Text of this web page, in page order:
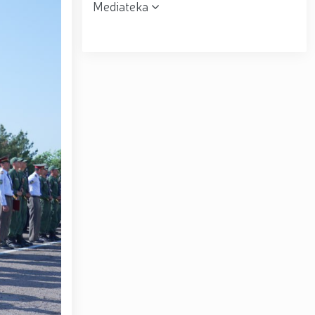
// Milliy gvardiya qo‘mondoni, general-
xoli muhitni ta’minlash bo‘yicha o‘quv yig‘ini
“Temurbeklar maktabi” harbiy akademik
va Jizzax viloyatida o'rganish ishlarini olib bordi
harbiy ilmiy-amaliy konferensiyasi tashkil
amalga oshirdi. // Samarqand va Buxoro
oshirildi. // Yoshlar siyosatiga oid ustuvor
muhofaza qilish organlarining Qoʻl jangi
tayyorgarligini mustahkamlash hamda zamon
bilan nafaqaga kuzatildi. // “Kitobxon harbiy
qidiruvda bo‘lgan shaxs qo‘lga olindi / /
himoyachilari kuni munosabati Milliy gvardiyada
etilganining 34 yilligi va Vatan himoyachilari
hamda 14-yanvar — Vatan himoyachilari kuni
xotirasiga bagʻishlab Milliy gvardiya Markaziy
/ / O‘zbekiston Respublikasi Prezidentining
bilan harbiy xizmatchilar va huquqni
Mirziyoyev Xavfsizlik kengashining kengaytirilgan
quvvatli kogeneratsiya markazi faoliyati bilan
dunyoning zamonaviy megapolislari andozasi
Mediateka